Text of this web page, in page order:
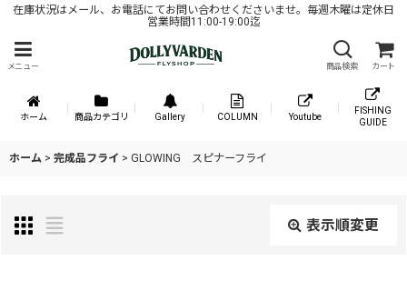
在庫状況はメール、お電話にてお問い合わせくださいませ。毎週木曜は定休日
営業時間11:00-19:00迄
メニュー 商品検索 カート
ホーム 商品カテゴリ Gallery COLUMN Youtube
FISHING
GUIDE
ホーム > 完成品フライ > GLOWING スピナーフライ
表示順変更